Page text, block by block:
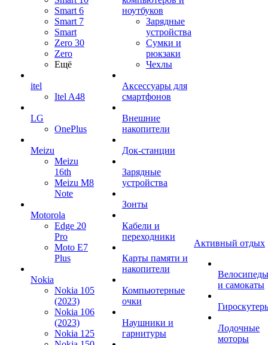
Smart 6
Smart 7
Smart
Zero 30
Zero
Ещё
itel
Itel A48
LG
OnePlus
Meizu
Meizu
16th
Meizu M8
Note
Motorola
Edge 20
Pro
Moto E7
Plus
Nokia
Nokia 105
(2023)
Nokia 106
(2023)
Nokia 125
ноутбуков
Зарядные
устройства
Сумки и
рюкзаки
Чехлы
Аксессуары для
смартфонов
Внешние
накопители
Док-станции
Зарядные
устройства
Зонты
Кабели и
переходники
Карты памяти и
накопители
Компьютерные
очки
Наушники и
гарнитуры
Активный отдых
Велосипеды
и самокаты
Лодочные
моторы